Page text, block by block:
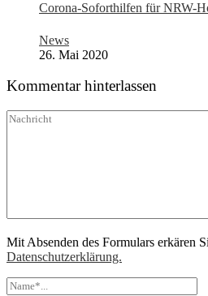
Corona-Soforthilfen für NRW-
News
26. Mai 2020
Kommentar hinterlassen
Mit Absenden des Formulars erkären
Datenschutzerklärung.